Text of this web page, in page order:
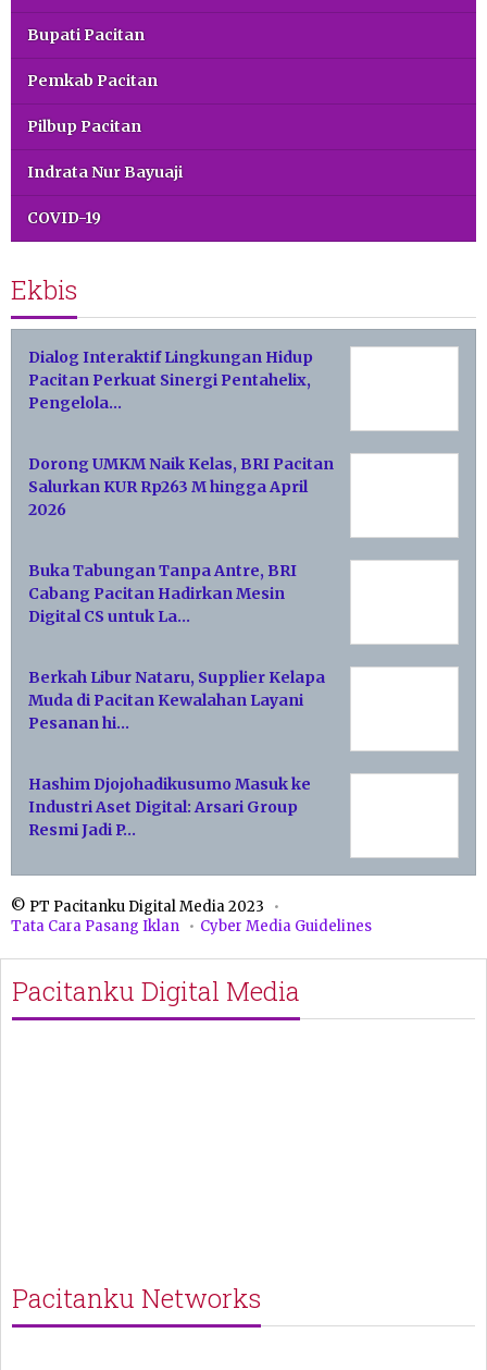
Bupati Pacitan
Pemkab Pacitan
Pilbup Pacitan
Indrata Nur Bayuaji
COVID-19
Ekbis
Dialog Interaktif Lingkungan Hidup
Pacitan Perkuat Sinergi Pentahelix,
Pengelola…
Dorong UMKM Naik Kelas, BRI Pacitan
Salurkan KUR Rp263 M hingga April
2026
Buka Tabungan Tanpa Antre, BRI
Cabang Pacitan Hadirkan Mesin
Digital CS untuk La…
Berkah Libur Nataru, Supplier Kelapa
Muda di Pacitan Kewalahan Layani
Pesanan hi…
Hashim Djojohadikusumo Masuk ke
Industri Aset Digital: Arsari Group
Resmi Jadi P…
© PT Pacitanku Digital Media 2023
Tata Cara Pasang Iklan
Cyber Media Guidelines
Pacitanku Digital Media
Pacitanku Networks